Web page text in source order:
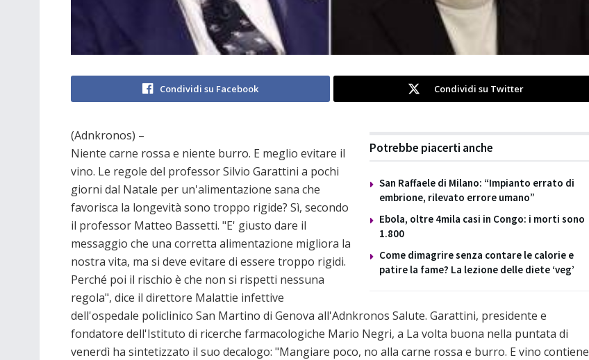
Condividi su Facebook Condividi su Twitter
Potrebbe piacerti anche
San Raffaele di Milano: “Impianto errato di
embrione, rilevato errore umano”
Ebola, oltre 4mila casi in Congo: i morti sono
1.800
Come dimagrire senza contare le calorie e
patire la fame? La lezione delle diete ‘veg’
(Adnkronos) –
Niente carne rossa e niente burro. E meglio evitare il
vino. Le regole del professor Silvio Garattini a pochi
giorni dal Natale per un'alimentazione sana che
favorisca la longevità sono troppo rigide? Sì, secondo
il professor Matteo Bassetti. "E' giusto dare il
messaggio che una corretta alimentazione migliora la
nostra vita, ma si deve evitare di essere troppo rigidi.
Perché poi il rischio è che non si rispetti nessuna
regola", dice il direttore Malattie infettive
dell'ospedale policlinico San Martino di Genova all'Adnkronos Salute. Garattini, presidente e
fondatore dell'Istituto di ricerche farmacologiche Mario Negri, a La volta buona nella puntata di
venerdì ha sintetizzato il suo decalogo: "Mangiare poco, no alla carne rossa e burro. E vino contiene